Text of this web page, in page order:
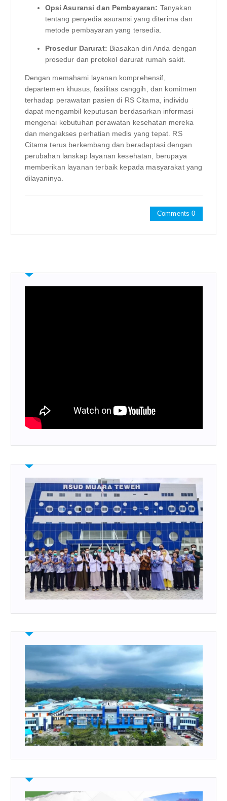
Opsi Asuransi dan Pembayaran: Tanyakan
tentang penyedia asuransi yang diterima dan
metode pembayaran yang tersedia.
Prosedur Darurat: Biasakan diri Anda dengan
prosedur dan protokol darurat rumah sakit.
Dengan memahami layanan komprehensif,
departemen khusus, fasilitas canggih, dan komitmen
terhadap perawatan pasien di RS Citama, individu
dapat mengambil keputusan berdasarkan informasi
mengenai kebutuhan perawatan kesehatan mereka
dan mengakses perhatian medis yang tepat. RS
Citama terus berkembang dan beradaptasi dengan
perubahan lanskap layanan kesehatan, berupaya
memberikan layanan terbaik kepada masyarakat yang
dilayaninya.
Comments 0